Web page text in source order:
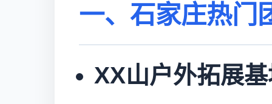
一、石家庄热门
XX山户外拓展